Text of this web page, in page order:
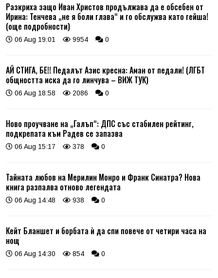
Разкриха защо Иван Христов продължава да е обсебен от
Ирина: Тенчева „не я боли глава“ и го обслужва като гейша!
(още подробности)
06 Aug 19:01 9954 0
АЙ СТИГА, БЕ!! Педалът Азис кресна: Аман от педали! (ЛГБТ
общността иска да го линчува – ВИЖ ТУК)
06 Aug 18:58 2086 0
Ново проучване на „Галъп“: ДПС със стабилен рейтинг,
подкрепата към Радев се запазва
06 Aug 15:17 378 0
Тайната любов на Мерилин Монро и Франк Синатра? Нова
книга разпалва отново легендата
06 Aug 14:48 938 0
Кейт Бланшет и борбата ѝ да спи повече от четири часа на
нощ
06 Aug 14:30 854 0